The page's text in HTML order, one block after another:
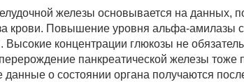
железы основывается на данных,
крови. Повышение уровня альфа-амилазы
концентрации глюкозы не
панкреатической железы тоже
о состоянии органа получаются